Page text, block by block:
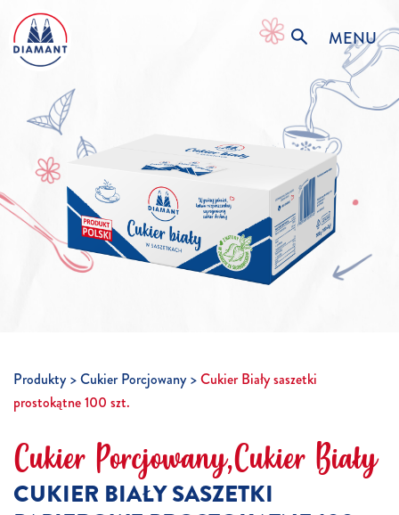
MENU
Produkty Cukier Porcjowany
Cukier Biały saszetki
prostokątne 100 szt.
Cukier Porcjowany,Cukier Biały
CUKIER BIAŁY SASZETKI